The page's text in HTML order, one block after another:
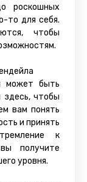
роскошных
то для себя.
чтобы
может быть
чтобы
вам понять
и принять
к
получите
уровня.